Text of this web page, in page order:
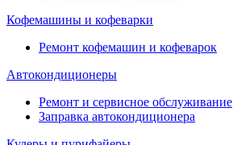
Кофемашины и кофеварки
Ремонт кофемашин и кофеварок
Автокондиционеры
Ремонт и сервисное обслуживание
Заправка автокондиционера